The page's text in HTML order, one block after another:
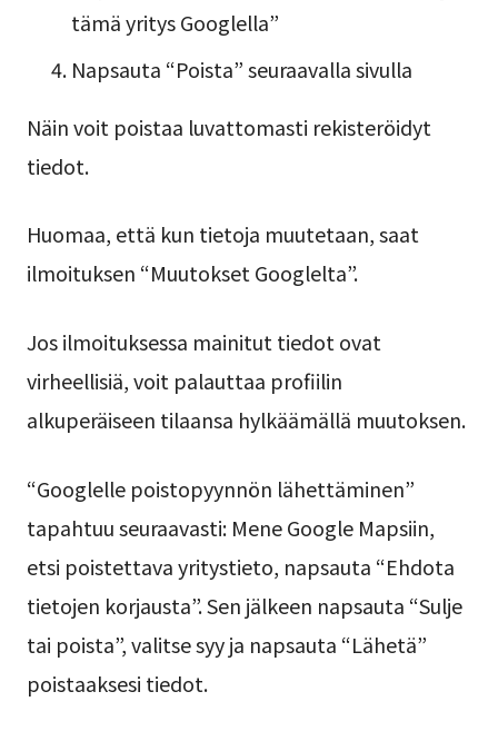
tämä yritys Googlella”
Napsauta “Poista” seuraavalla sivulla
Näin voit poistaa luvattomasti rekisteröidyt
tiedot.
Huomaa, että kun tietoja muutetaan, saat
ilmoituksen “Muutokset Googlelta”.
Jos ilmoituksessa mainitut tiedot ovat
virheellisiä, voit palauttaa profiilin
alkuperäiseen tilaansa hylkäämällä muutoksen.
“Googlelle poistopyynnön lähettäminen”
tapahtuu seuraavasti: Mene Google Mapsiin,
etsi poistettava yritystieto, napsauta “Ehdota
tietojen korjausta”. Sen jälkeen napsauta “Sulje
tai poista”, valitse syy ja napsauta “Lähetä”
poistaaksesi tiedot.